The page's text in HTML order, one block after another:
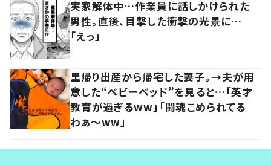
実家解体中…作業員に話しかけられた
男性。直後、目撃した衝撃の光景に…
「えっ」
里帰り出産から帰宅した妻子。→夫が用
意した“ベビーベッド”を見ると…「英才
教育が過ぎるww」「闘魂こめられてる
わぁ～ww」